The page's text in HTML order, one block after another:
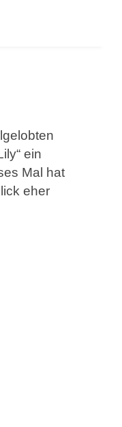
ein
Mal hat
eher